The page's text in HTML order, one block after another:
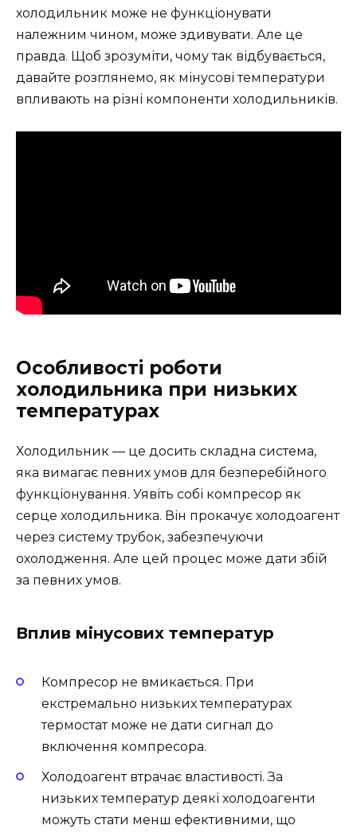
холодильник може не функціонувати
належним чином, може здивувати. Але це
правда. Щоб зрозуміти, чому так відбувається,
давайте розглянемо, як мінусові температури
впливають на різні компоненти холодильників.
Особливості роботи
холодильника при низьких
температурах
Холодильник — це досить складна система,
яка вимагає певних умов для безперебійного
функціонування. Уявіть собі компресор як
серце холодильника. Він прокачує холодоагент
через систему трубок, забезпечуючи
охолодження. Але цей процес може дати збій
за певних умов.
Вплив мінусових температур
Компресор не вмикається. При
екстремально низьких температурах
термостат може не дати сигнал до
включення компресора.
Холодоагент втрачає властивості. За
низьких температур деякі холодоагенти
можуть стати менш ефективними, що